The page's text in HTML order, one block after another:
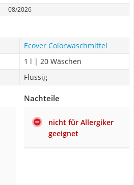
08/2026
Ecover Colorwaschmittel
1 l | 20 Wäschen
Flüssig
Nachteile
nicht für Allergiker
geeignet